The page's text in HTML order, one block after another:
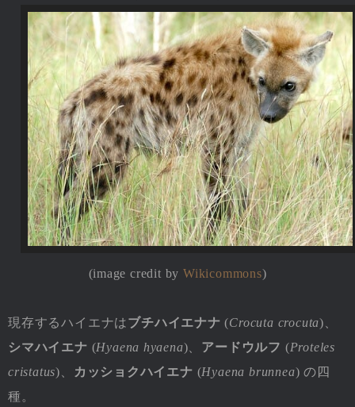
(image credit by Wikicommons)
現存するハイエナはブチハイエナナ (Crocuta crocuta)、
シマハイエナ (Hyaena hyaena)、 アードウルフ (Proteles
cristatus)、 カッショクハイエナ (Hyaena brunnea) の四
種。